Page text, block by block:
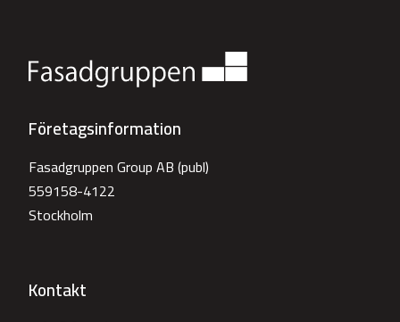
Företagsinformation
Fasadgruppen Group AB (publ)
559158-4122
Stockholm
Kontakt